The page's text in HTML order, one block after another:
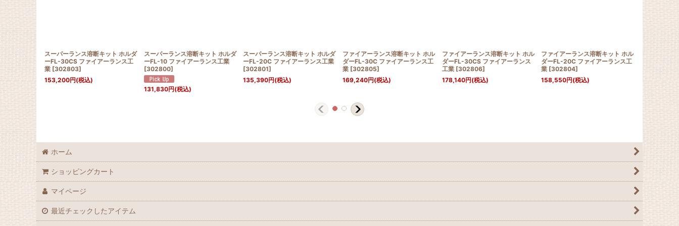
スーパーランス溶断キット ホルダ
ーFL-30CS ファイアーランス工
業 [302803]
153,200円(税込)
スーパーランス溶断キット ホルダ
ーFL-10 ファイアーランス工業
[302800]
131,830円(税込)
スーパーランス溶断キット ホルダ
ーFL-20C ファイアーランス工業
[302801]
135,390円(税込)
ファイアーランス溶断キット ホル
ダーFL-30C ファイアーランス工
業 [302805]
169,240円(税込)
ファイアーランス溶断キット ホル
ダーFL-30CS ファイアーランス
工業 [302806]
178,140円(税込)
ファイアーランス溶断キット ホル
ダーFL-20C ファイアーランス工
業 [302804]
158,550円(税込)
ホーム
ショッピングカート
マイページ
最近チェックしたアイテム